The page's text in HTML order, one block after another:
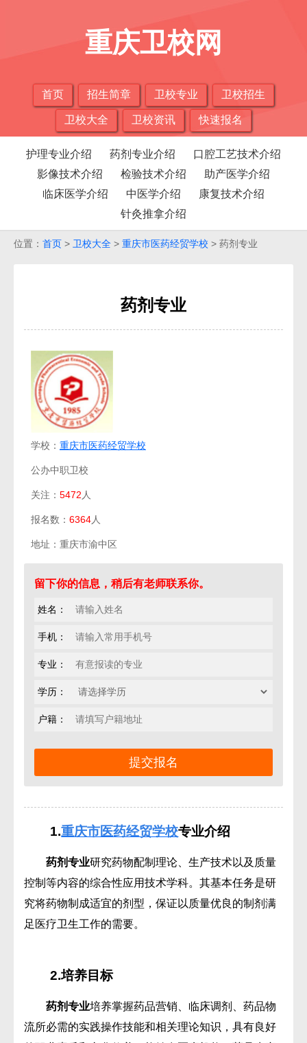
重庆卫校网
首页 招生简章 卫校专业 卫校招生
卫校大全 卫校资讯 快速报名
护理专业介绍 药剂专业介绍
口腔工艺技术介绍
影像技术介绍
检验技术介绍
助产医学介绍
临床医学介绍
中医学介绍
康复技术介绍
针灸推拿介绍
位置： 首页 > 卫校大全 > 重庆市医药经贸学校 > 药剂专业
药剂专业
学校： 重庆市医药经贸学校
公办中职卫校
关注： 5472 人
报名数： 6364人
地址：重庆市渝中区
留下你的信息，稍后有老师联系你。
姓名：
手机：
专业：
学历：
户籍：
1.重庆市医药经贸学校专业介绍
药剂专业研究药物配制理论、生产技术以及质量
控制等内容的综合性应用技术学科。其基本任务是研
究将药物制成适宜的剂型，保证以质量优良的制剂满
足医疗卫生工作的需要。
2.培养目标
药剂专业培养掌握药品营销、临床调剂、药品物
流所必需的实践操作技能和相关理论知识，具有良好